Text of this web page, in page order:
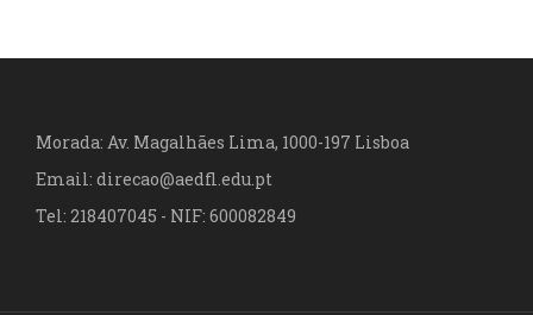
Morada: Av. Magalhães Lima, 1000-197 Lisboa
Email: direcao@aedfl.edu.pt
Tel: 218407045 - NIF: 600082849